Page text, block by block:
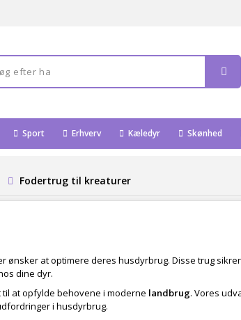
Sport Erhverv Kæledyr Skønhed
Fodertrug til kreaturer
ønsker at optimere deres husdyrbrug. Disse trug
dine dyr.
at opfylde behovene i moderne landbrug. Vores
i husdyrbrug.